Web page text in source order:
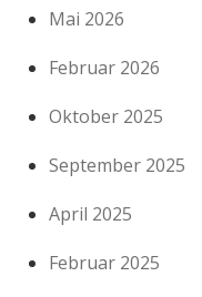
Mai 2026
Februar 2026
Oktober 2025
September 2025
April 2025
Februar 2025